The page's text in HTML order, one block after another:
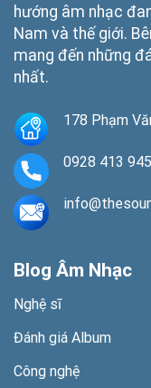
hướng âm nhạc
Nam và thế giới.
mang đến những
nhất.
178 Phạm
0928 413 945
Blog Âm Nhạc
Nghệ sĩ
Đánh giá Album
Công nghệ